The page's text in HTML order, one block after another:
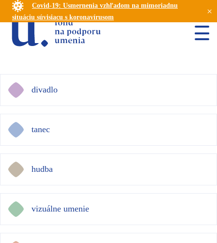
Covid-19: Usmernenia vzhľadom na mimoriadnu
situáciu súvisiacu s koronavírusom
×
divadlo
tanec
hudba
vizuálne umenie